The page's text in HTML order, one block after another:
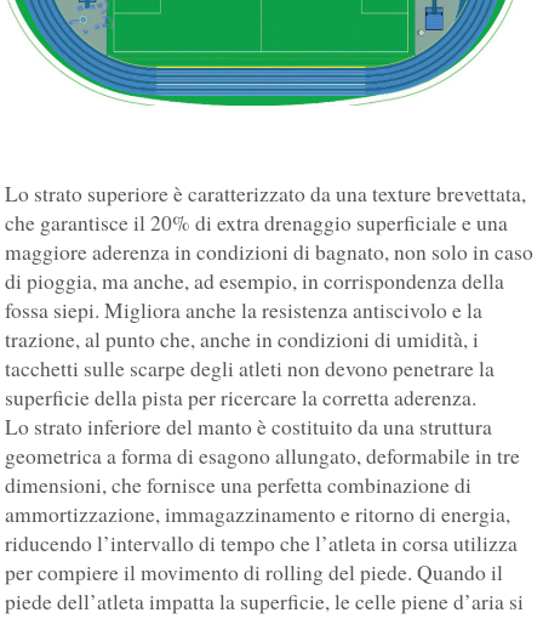
Lo strato superiore è caratterizzato da una texture brevettata,
che garantisce il 20% di extra drenaggio superficiale e una
maggiore aderenza in condizioni di bagnato, non solo in caso
di pioggia, ma anche, ad esempio, in corrispondenza della
fossa siepi. Migliora anche la resistenza antiscivolo e la
trazione, al punto che, anche in condizioni di umidità, i
tacchetti sulle scarpe degli atleti non devono penetrare la
superficie della pista per ricercare la corretta aderenza.
Lo strato inferiore del manto è costituito da una struttura
geometrica a forma di esagono allungato, deformabile in tre
dimensioni, che fornisce una perfetta combinazione di
ammortizzazione, immagazzinamento e ritorno di energia,
riducendo l’intervallo di tempo che l’atleta in corsa utilizza
per compiere il movimento di rolling del piede. Quando il
piede dell’atleta impatta la superficie, le celle piene d’aria si